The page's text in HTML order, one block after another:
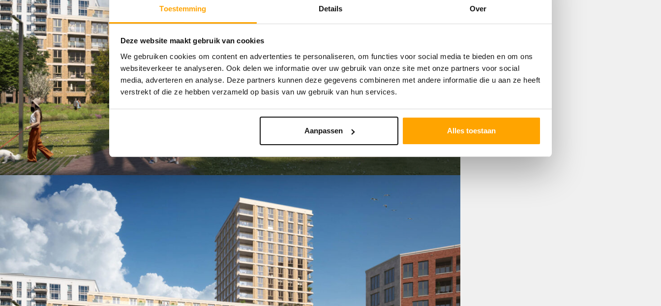
Toestemming Details Over
Deze website maakt gebruik van cookies
We gebruiken cookies om content en advertenties te personaliseren, om functies voor social media te bieden en om ons
websiteverkeer te analyseren. Ook delen we informatie over uw gebruik van onze site met onze partners voor social
media, adverteren en analyse. Deze partners kunnen deze gegevens combineren met andere informatie die u aan ze heeft
verstrekt of die ze hebben verzameld op basis van uw gebruik van hun services.
Aanpassen Alles toestaan